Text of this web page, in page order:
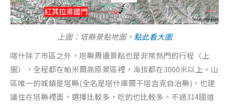
上圖：塔縣景點地圖， 點此看大圖
喀什除了市區之外，塔縣周邊景點也是非常熱門的行程（上
圖），全程都在帕米爾高原景區裡，海拔都在3000米以上。山
區唯一的城鎮是塔縣(全名是塔什庫爾干塔吉克自治縣)，也建
議住在塔縣裡面，選擇比較多，吃的也比較多。不過314國道